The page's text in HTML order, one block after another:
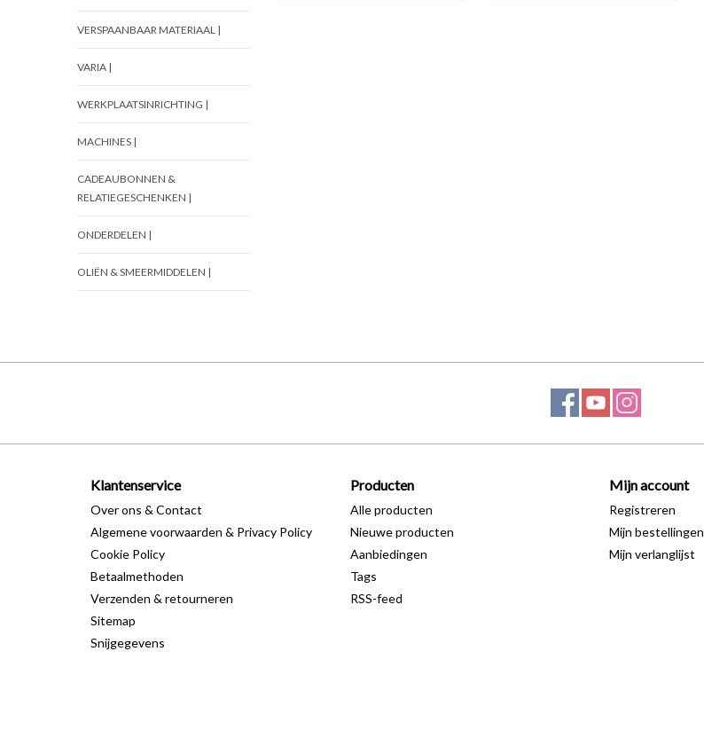
VERSPAANBAAR MATERIAAL |
VARIA |
WERKPLAATSINRICHTING |
MACHINES |
CADEAUBONNEN &
RELATIEGESCHENKEN |
ONDERDELEN |
OLIËN & SMEERMIDDELEN |
Klantenservice
Over ons & Contact
Algemene voorwaarden & Privacy Policy
Cookie Policy
Betaalmethoden
Verzenden & retourneren
Sitemap
Snijgegevens
Producten
Alle producten
Nieuwe producten
Aanbiedingen
Tags
RSS-feed
Mijn account
Registreren
Mijn bestellingen
Mijn verlanglijst